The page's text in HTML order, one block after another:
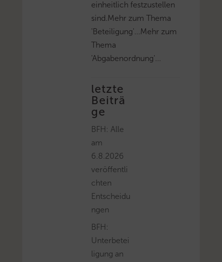
einheitlich festzustellen
sind.Mehr zum Thema
'Beteiligung'...Mehr zum
Thema
'Abgabenordnung'...
letzte
Beiträ
ge
BFH: Alle
am
6.8.2026
veröffentli
chten
Entscheidu
ngen
BFH:
Unterbetei
ligung an